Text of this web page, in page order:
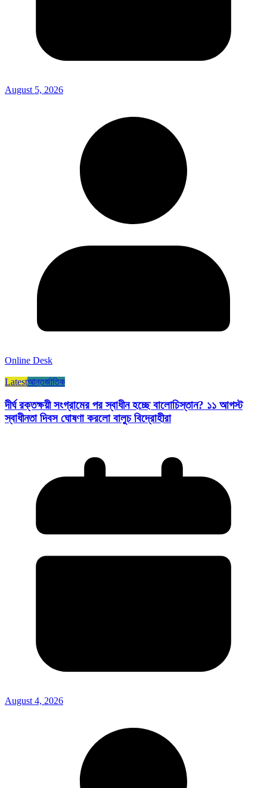
August 5, 2026
Online Desk
Latestআন্তর্জাতিক
দীর্ঘ রক্তক্ষয়ী সংগ্রামের পর স্বাধীন হচ্ছে বালোচিস্তান? ১১ আগস্ট
স্বাধীনতা দিবস ঘোষণা করলো বালুচ বিদ্রোহীরা
August 4, 2026